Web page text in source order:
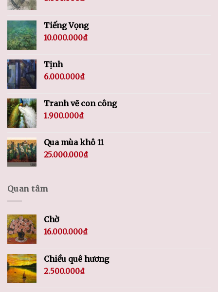
Tiếng Vọng
10.000.000₫
Tịnh
6.000.000₫
Tranh vẽ con công
1.900.000₫
Qua mùa khô 11
25.000.000₫
Quan tâm
Chờ
16.000.000₫
Chiều quê hương
2.500.000₫